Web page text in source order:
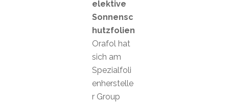
elektive
Sonnensc
hutzfolien
Orafol hat
sich am
Spezialfoli
enherstelle
r Group